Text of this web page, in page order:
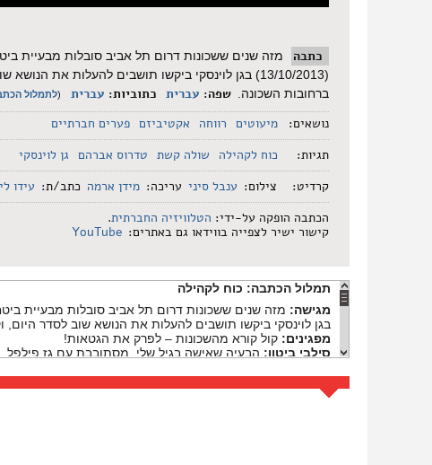
כתבה
מזה שנים ששכונות דרום תל אביב סובלות מבעיית
(13/10/2013) בגן לוינסקי ביקשו תושבים להעלות את
ברחובות השכונה.
שפה: עברית כתוביות: עברית (לתמלול
נושאים: מיעוטים רווחה אקטיביזם פערים חברתיים
תגיות:
כוח לקהילה שולה קשת טדרוס אברהם גן לוינסקי
קרדיט:
צילום: ענבל סיני עריכה: מידן ארמה כתב/ת: עידו
הכתבה הופקה על-ידי: הטלוויזיה החברתית.
קישור ישיר לצפייה בווידאו גם באתרים: YouTube
תמלול הכתבה: כוח לקהילה
מגישה: מזה שנים ששכונות דרום תל אביב סובלות מבעיית
בגן לוינסקי ביקשו תושבים להעלות את הנושא שוב לסדר
מפגינים: קול קורא מהשכונות – לפרק את הגטאות!
סילבי ביטון: הבעיה שאישה בגיל שלי, מסתובבת עם גז פילפל.
חושבת שצריך גם להוציא החוצה את הסבל שלהם כי הם סובלים.